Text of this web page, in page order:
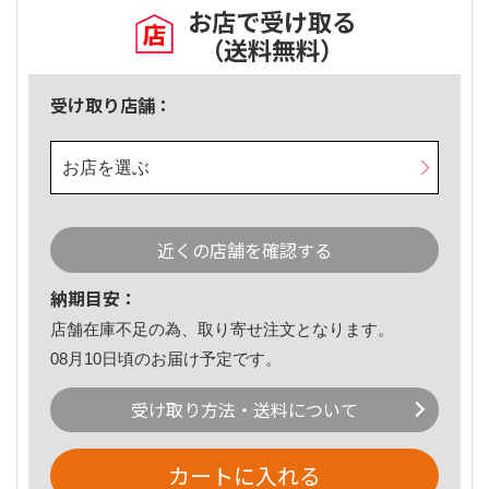
お店で受け取る
（送料無料）
受け取り店舗：
お店を選ぶ
近くの店舗を確認する
納期目安：
店舗在庫不足の為、取り寄せ注文となります。
08月10日頃のお届け予定です。
受け取り方法・送料について
カートに入れる